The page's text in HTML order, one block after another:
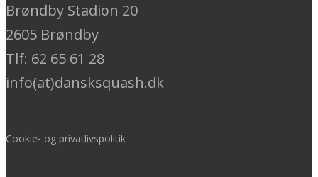
Brøndby Stadion 20
2605 Brøndby
Tlf: 62 65 61 28
info(at)dansksquash.dk
Cookie- og privatlivspolitik